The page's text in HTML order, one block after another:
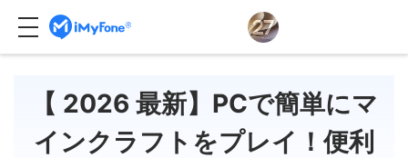
【 2026 最新】PCで簡単にマ
インクラフトをプレイ！便利